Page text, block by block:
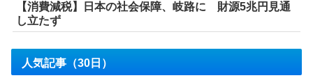
【消費減税】日本の社会保障、岐路に 財源5兆円見通
し立たず
人気記事（30日）